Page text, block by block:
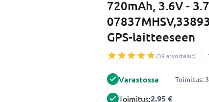
720mAh, 3.6V -
GPS-laitteeseen
(39 arvostelut)
Varastossa Toimitus:
Toimitus:2.95 €